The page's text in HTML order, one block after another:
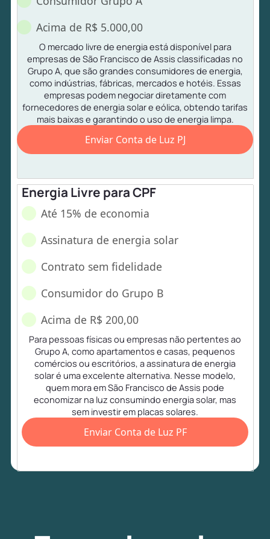
Acima de R$ 5.000,00
O mercado livre de energia está disponível para
empresas de São Francisco de Assis classificadas no
Grupo A, que são grandes consumidores de energia,
como indústrias, fábricas, mercados e hotéis. Essas
empresas podem negociar diretamente com
fornecedores de energia solar e eólica, obtendo tarifas
mais baixas e garantindo o uso de energia limpa.
Enviar Conta de Luz PJ
Energia Livre para CPF
Até 15% de economia
Assinatura de energia solar
Contrato sem fidelidade
Consumidor do Grupo B
Acima de R$ 200,00
Para pessoas físicas ou empresas não pertentes ao
Grupo A, como apartamentos e casas, pequenos
comércios ou escritórios, a assinatura de energia
solar é uma excelente alternativa. Nesse modelo,
quem mora em São Francisco de Assis pode
economizar na luz consumindo energia solar, mas
sem investir em placas solares.
Enviar Conta de Luz PF